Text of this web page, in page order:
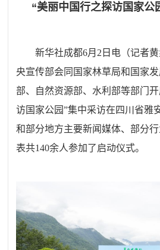
“美丽中国行之探访国家公
新华社成都6月2日电（记者
央宣传部会同国家林草局和国家
部、自然资源部、水利部等部门
访国家公园”集中采访在四川省雅
和部分地方主要新闻媒体、部分
表共140余人参加了启动仪式。